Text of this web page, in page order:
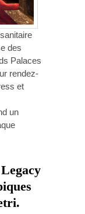
des
Palaces
rendez-
et
un
Legacy